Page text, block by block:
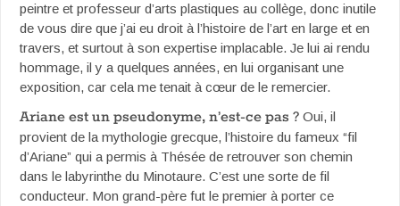
peintre et professeur d’arts plastiques au collège, donc inutile
de vous dire que j’ai eu droit à l’histoire de l’art en large et en
travers, et surtout à son expertise implacable. Je lui ai rendu
hommage, il y a quelques années, en lui organisant une
exposition, car cela me tenait à cœur de le remercier.
Ariane est un pseudonyme, n’est-ce pas ? Oui, il
provient de la mythologie grecque, l’histoire du fameux “fil
d’Ariane” qui a permis à Thésée de retrouver son chemin
dans le labyrinthe du Minotaure. C’est une sorte de fil
conducteur. Mon grand-père fut le premier à porter ce